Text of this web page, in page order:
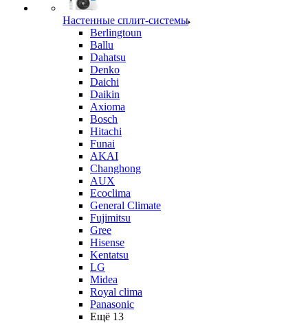
Настенные сплит-системы
Berlingtoun
Ballu
Dahatsu
Denko
Daichi
Daikin
Axioma
Bosch
Hitachi
Funai
AKAI
Changhong
AUX
Ecoclima
General Climate
Fujimitsu
Gree
Hisense
Kentatsu
LG
Midea
Royal clima
Panasonic
Ещё 13